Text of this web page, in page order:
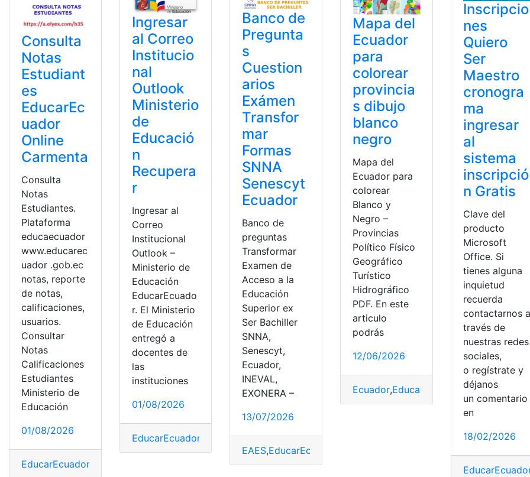
Consulta
Notas
Estudiant
es
EducarEc
uador
Online
Carmenta
Consulta
Notas
Estudiantes.
Plataforma
educaecuador
www.educarec
uador .gob.ec
notas, reporte
de notas,
calificaciones,
usuarios.
Consultar
Notas
Calificaciones
Estudiantes
Ministerio de
Educación
01/08/2026
EducarEcuador MINEDUC,Ministerio de Educación
Ingresar
al Correo
Institucio
nal
Outlook
Ministerio
de
Educació
n
Recupera
r
Ingresar al
Correo
Institucional
Outlook –
Ministerio de
Educación
EducarEcuado
r. El Ministerio
de Educación
entregó a
docentes de
las
instituciones
01/08/2026
EducarEcuador Herramientas Ecuador,MINEDUC
Banco de
Pregunta
s
Cuestion
arios
Exámen
Transfor
mar
Formas
SNNA
Senescyt
Ecuador
Banco de
preguntas
Transformar
Examen de
Acceso a la
Educación
Superior ex
Ser Bachiller
SNNA,
Senescyt,
Ecuador,
INEVAL,
EXONERA –
13/07/2026
EAES,EducarEcuador
Mapa del
Ecuador
para
colorear
provincia
s dibujo
blanco
negro
Mapa del
Ecuador para
colorear
Blanco y
Negro –
Provincias
Político Físico
Geográfico
Turístico
Hidrográfico
PDF. En este
articulo
podrás
12/06/2026
Ecuador,EducarEcuador Mapa del
Inscripcio
nes
Quiero
Ser
Maestro
cronogra
ma
ingresar
al
sistema
inscripció
n Gratis
Clave del
producto
Microsoft
Office. Si
tienes alguna
inquietud
recuerda
contactarnos a
través de
nuestras redes
sociales,
o regístrate y
déjanos
un comentario
en
18/02/2026
EducarEcuador